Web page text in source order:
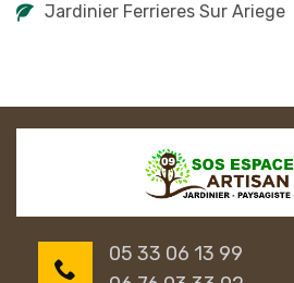
Jardinier Ferrieres Sur Ariege
05 33 06 13 99